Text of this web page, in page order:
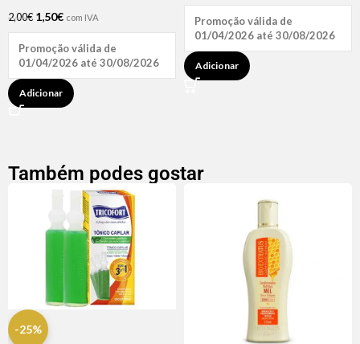
2,00€ 1,50€ com IVA
Promoção válida de
01/04/2026 até 30/08/2026
Adicionar
Promoção válida de
01/04/2026 até 30/08/2026
Adicionar
Também podes gostar
-25%